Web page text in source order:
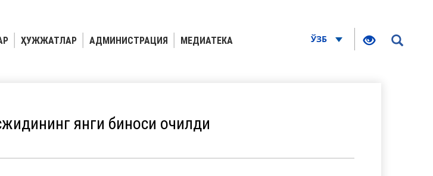
ҲУЖЖАТЛАР АДМИНИСТРАЦИЯ
МЕДИАТЕКА
ЎЗБ
янги биноси очилди